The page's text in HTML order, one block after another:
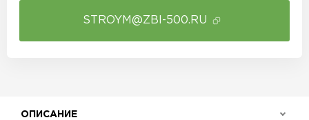
STROYM@ZBI-500.RU
ОПИСАНИЕ